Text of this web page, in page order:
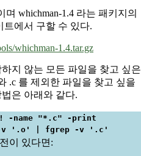
whichman-1.4 라는 패키지의
트에서 구할 수 있다.
whichman-1.4.tar.gz
지 않는 모든 파일을 찾고 싶은
.c 를 제외한 파일을 찾고 싶을
은 아래와 같다.
-name "*.c" -print
'.o' | fgrep -v '.c'
이 있다면: